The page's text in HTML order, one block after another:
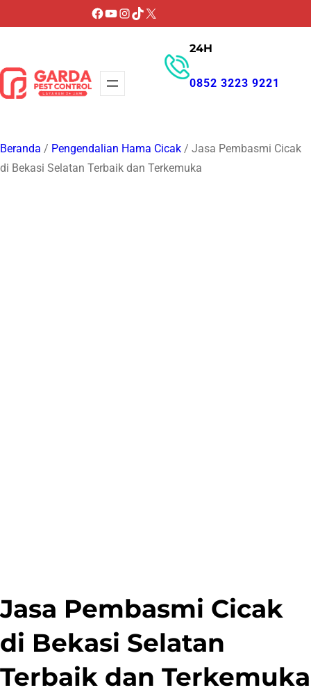
ke
Facebook
YouTube
Instagram
TikTok
X
24H
0852 3223 9221
Beranda / Pengendalian Hama Cicak / Jasa Pembasmi Cicak
di Bekasi Selatan Terbaik dan Terkemuka
Jasa Pembasmi Cicak
di Bekasi Selatan
Terbaik dan Terkemuka